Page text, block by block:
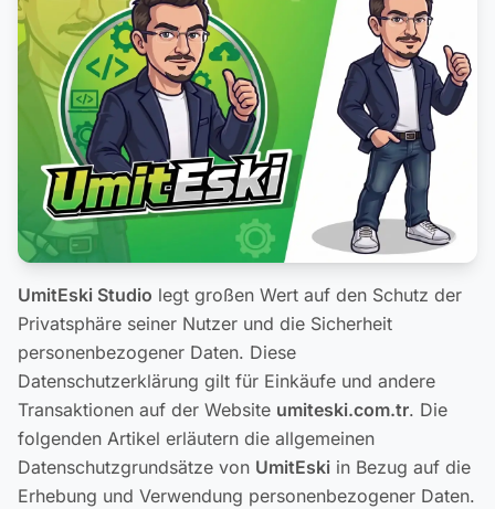
UmitEski Studio legt großen Wert auf den Schutz der
Privatsphäre seiner Nutzer und die Sicherheit
personenbezogener Daten. Diese
Datenschutzerklärung gilt für Einkäufe und andere
Transaktionen auf der Website umiteski.com.tr. Die
folgenden Artikel erläutern die allgemeinen
Datenschutzgrundsätze von UmitEski in Bezug auf die
Erhebung und Verwendung personenbezogener Daten.